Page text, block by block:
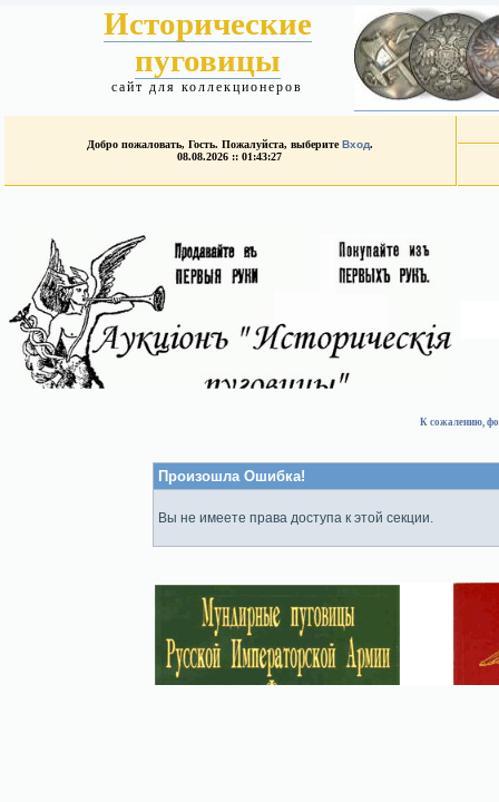
Исторические
пуговицы
сайт для коллекционеров
Добро пожаловать, Гость. Пожалуйста, выберитеВход.
08.08.2026 :: 01:43:27
К сожалению,
Произошла Ошибка!
Вы не имеете права доступа к этой секции.